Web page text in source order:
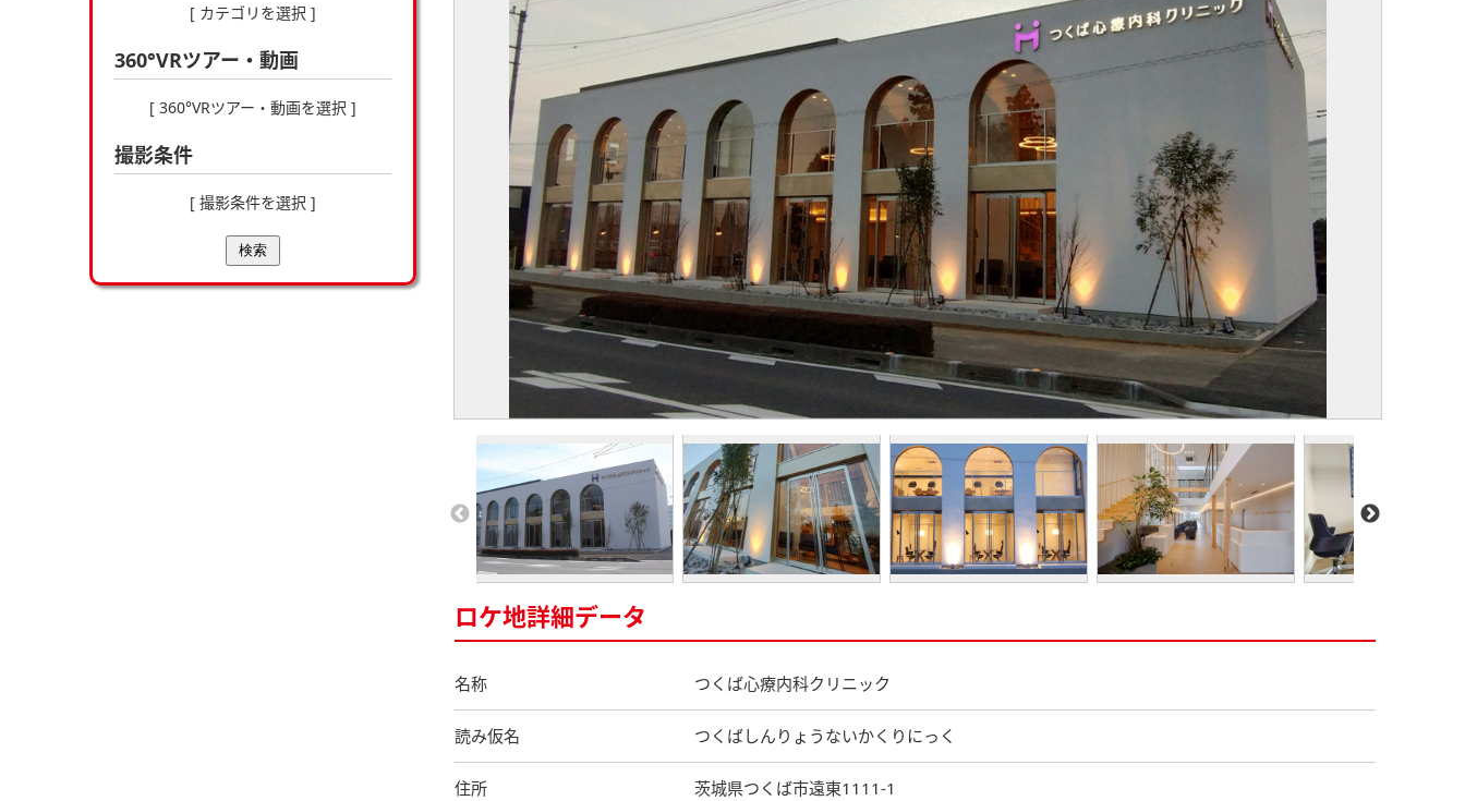
[ カテゴリを選択 ]
360°VRツアー・動画
[ 360°VRツアー・動画を選択 ]
撮影条件
[ 撮影条件を選択 ]
検索
ロケ地詳細データ
名称 つくば心療内科クリニック
読み仮名 つくばしんりょうないかくりにっく
住所 茨城県つくば市遠東1111-1